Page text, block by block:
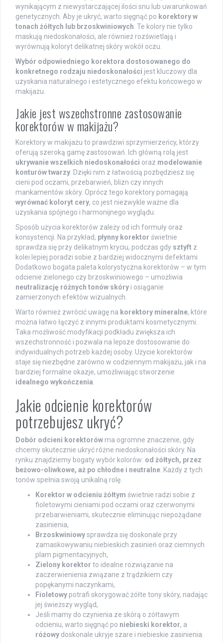
wynikającym z niewystarczającej ilości snu lub uwarunkowań
genetycznych. Aby je ukryć, warto sięgnąć po korektory w
tonach żółtych lub brzoskwiniowych . Te kolory nie tylko
maskują niedoskonałości, ale również rozświetlają i
wyrównują koloryt delikatnej skóry wokół oczu.
Wybór odpowiedniego korektora dostosowanego do
konkretnego rodzaju niedoskonałości jest kluczowy dla
uzyskania naturalnego i estetycznego efektu końcowego w
makijażu.
Jakie jest wszechstronne zastosowanie
korektorów w makijażu?
Korektory w makijażu to prawdziwi sprzymierzeńcy, którzy
oferują szeroką gamę zastosowań. Ich główną rolą jest
ukrywanie wszelkich niedoskonałości oraz modelowanie
konturów twarzy . Dzięki nim z łatwością pozbędziesz się
cieni pod oczami, przebarwień, blizn czy innych
mankamentów skóry. Oprócz tego korektory pomagają
wyrównać koloryt cery, co jest niezwykle ważne dla
uzyskania spójnego i harmonijnego wyglądu.
Sposób użycia korektorów zależy od ich formuły oraz
konsystencji. Na przykład, płynny korektor świetnie
sprawdza się przy delikatnym kryciu, podczas gdy sztyft z
kolei lepiej poradzi sobie z bardziej widocznymi defektami.
Dodatkowo bogata paleta kolorystyczna korektorów – w tym
odcienie zielonego czy brzoskwiniowego – umożliwia
neutralizację różnych tonów skóry i osiąganie
zamierzonych efektów wizualnych.
Warto również zwrócić uwagę na korektory mineralne, które
można łatwo łączyć z innymi produktami kosmetycznymi.
Taka możliwość modyfikacji podkładu zwiększa ich
wszechstronność i pozwala na lepsze dostosowanie do
indywidualnych potrzeb każdej osoby. Użycie korektorów
staje się niezbędne zarówno w codziennym makijażu, jak i na
bardziej formalne okazje, umożliwiając stworzenie
idealnego wykończenia
Jakie odcienie korektorów
potrzebujesz ukryć?
Dobór odcieni korektorów ma ogromne znaczenie, gdy
chcemy skutecznie ukryć różne niedoskonałości skóry. Na
rynku znajdziemy bogaty wybór kolorów: od żółtych, przez
beżowo-oliwkowe, aż po chłodne i neutralne . Każdy z tych
tonów spełnia swoją unikalną rolę.
Korektor w odcieniu żółtym świetnie radzi sobie z
fioletowymi cieniami pod oczami oraz czerwonymi
przebarwieniami, skutecznie eliminując niepożądane
zasinienia,
Brzoskwiniowysprawdza się doskonale przy
zamaskowywaniu niebieskich zasinień oraz ciemnych
plam pigmentacyjnych,
Zielony korektor to idealne rozwiązanie na
zaczerwienienia związane z trądzikiem czy
popękanymi naczynkami,
Fioletowy potrafi skorygować żółte tony skóry, nadając
jej świeższy wygląd,
Jeśli mamy do czynienia ze skórą o żółtawym
odcieniu, warto sięgnąć po niebieski korektor, a
różowy doskonale ukryje szare i niebieskie zasinienia.